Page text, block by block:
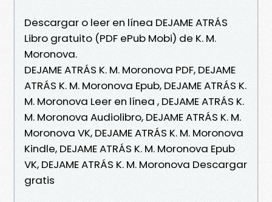
Descargar o leer en línea DEJAME ATRÁS
Libro gratuito (PDF ePub Mobi) de K. M.
Moronova.
DEJAME ATRÁS K. M. Moronova PDF, DEJAME
ATRÁS K. M. Moronova Epub, DEJAME ATRÁS K.
M. Moronova Leer en línea , DEJAME ATRÁS K.
M. Moronova Audiolibro, DEJAME ATRÁS K. M.
Moronova VK, DEJAME ATRÁS K. M. Moronova
Kindle, DEJAME ATRÁS K. M. Moronova Epub
VK, DEJAME ATRÁS K. M. Moronova Descargar
gratis